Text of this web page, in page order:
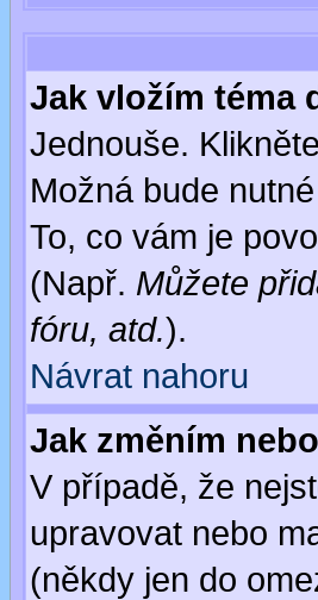
Jak vložím téma
Jednouše.
Možná bude
To, co vám je
(Např. Můžete
fóru, atd.).
Návrat nahoru
Jak změním
V případě, že
upravovat nebo
(někdy jen do